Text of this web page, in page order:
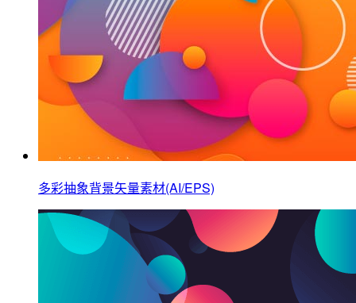
多彩抽象背景矢量素材(AI/EPS)